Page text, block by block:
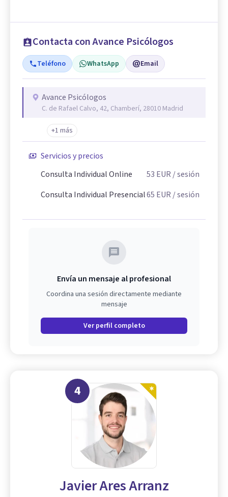
Contacta con Avance Psicólogos
Teléfono WhatsApp Email
Avance Psicólogos
C. de Rafael Calvo, 42, Chamberí, 28010 Madrid
+1 más
Servicios y precios
Consulta Individual Online
53 EUR / sesión
Consulta Individual Presencial65 EUR / sesión
Envía un mensaje al profesional
Coordina una sesión directamente mediante
mensaje
Ver perfil completo
4
Javier Ares Arranz